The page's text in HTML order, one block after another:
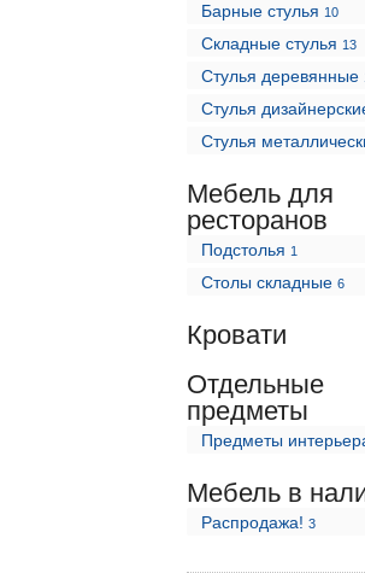
Барные стулья 10
Складные стулья 13
Стулья деревянные
Стулья
Стулья
Мебель для
ресторанов
Подстолья 1
Столы складные 6
Кровати
Отдельные
предметы
Предметы
Мебель в
Распродажа! 3